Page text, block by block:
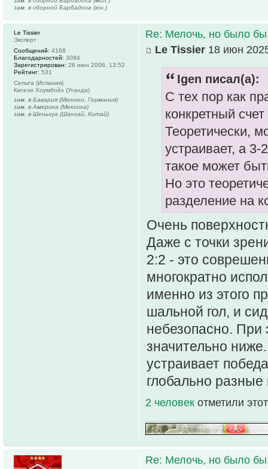
зам. в сборной Барбадоса (юн.)
Re: Мелочь, но было бы
Le Tissier 18 июн
Igen писал(а):
С тех пор как
конкретный
Теоретически,
устраивает, а
такое может
Но это
разделение на
Очень
Даже с точки
2:2 - это
многократно
именно из этого
шальной гол, и
небезопасно. При
значительно
устраивает
глобально
2 человек отметили
Le Tissier
Эксперт
Сообщений: 4168
Благодарностей: 3084
Зарегистрирован: 26 июн 2006, 13:52
Рейтинг: 531
Сельта (Испания)
Кигези Хоумбойз (Уганда)
зам. в Бавария (Мюнхен, Германия)
зам. в Америка (Мексика)
зам. в Шеньхуа (Шанхай, Китай)
Re: Мелочь, но было бы